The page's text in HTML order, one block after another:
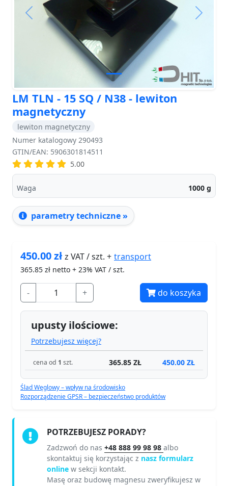
Previous Next
LM TLN - 15 SQ / N38 - lewiton
magnetyczny
lewiton magnetyczny
Numer katalogowy 290493
GTIN/EAN: 5906301814511
5.00
Waga 1000 g
parametry techniczne »
450.00złz VAT / szt. + transport
365.85 zł netto + 23% VAT / szt.
- + do koszyka
upusty ilościowe:
Potrzebujesz więcej?
cena od 1 szt. 365.85 ZŁ 450.00 ZŁ
Ślad Węglowy – wpływ na środowisko
Rozporządzenie GPSR – bezpieczeństwo produktów
POTRZEBUJESZ PORADY?
Zadzwoń do nas +48 888 99 98 98 albo
skontaktuj się korzystając z nasz formularz
online w sekcji kontakt.
Masę oraz budowę magnesu zweryfikujesz w